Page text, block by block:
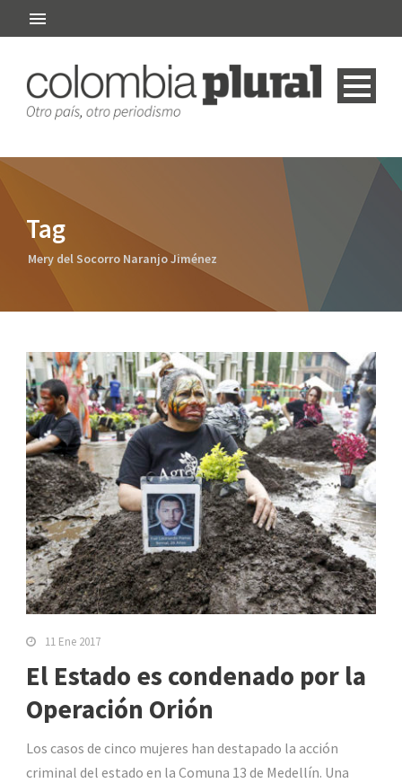
Tag
Mery del Socorro Naranjo Jiménez
11 Ene 2017
El Estado es condenado por la
Operación Orión
Los casos de cinco mujeres han destapado la acción
criminal del estado en la Comuna 13 de Medellín. Una